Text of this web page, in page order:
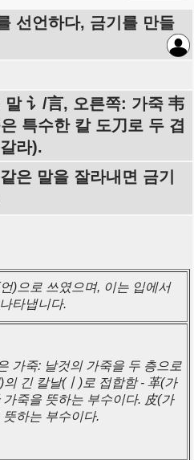
선언하다, 금기를 만들
말 讠/言, 오른쪽: 가죽 韦
특수한 칼 도刀로 두 겹
라).
은 말을 잘라내면 금기
)으로 쓰였으며, 이는 입에서
타냅니다.
가죽: 날것의 가죽을 두 층으로
의 긴 칼날(丨)로 접합함 - 革(가
가죽을 뜻하는 부수이다. 皮(가
하는 부수이다.